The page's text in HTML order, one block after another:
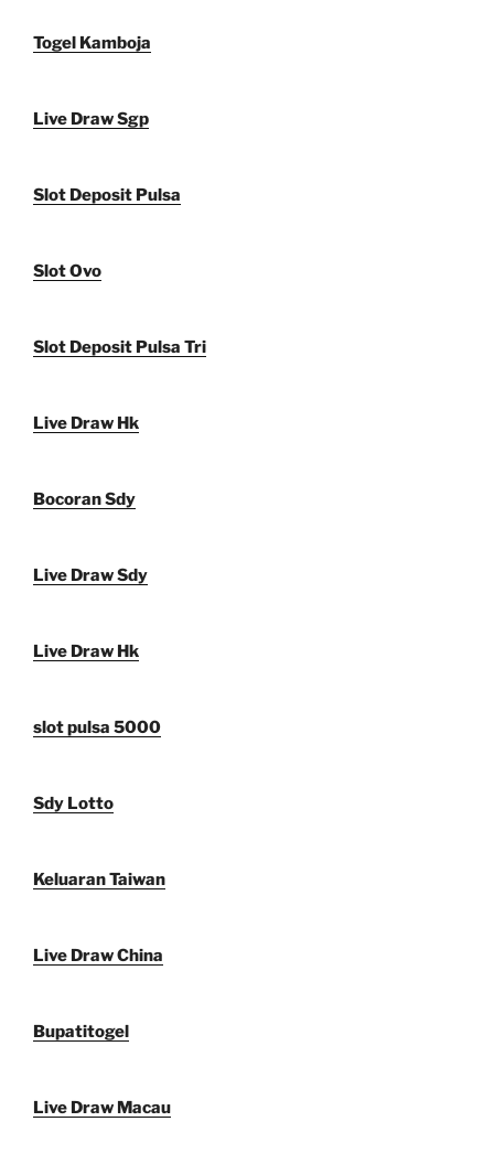
Togel Kamboja
Live Draw Sgp
Slot Deposit Pulsa
Slot Ovo
Slot Deposit Pulsa Tri
Live Draw Hk
Bocoran Sdy
Live Draw Sdy
Live Draw Hk
slot pulsa 5000
Sdy Lotto
Keluaran Taiwan
Live Draw China
Bupatitogel
Live Draw Macau